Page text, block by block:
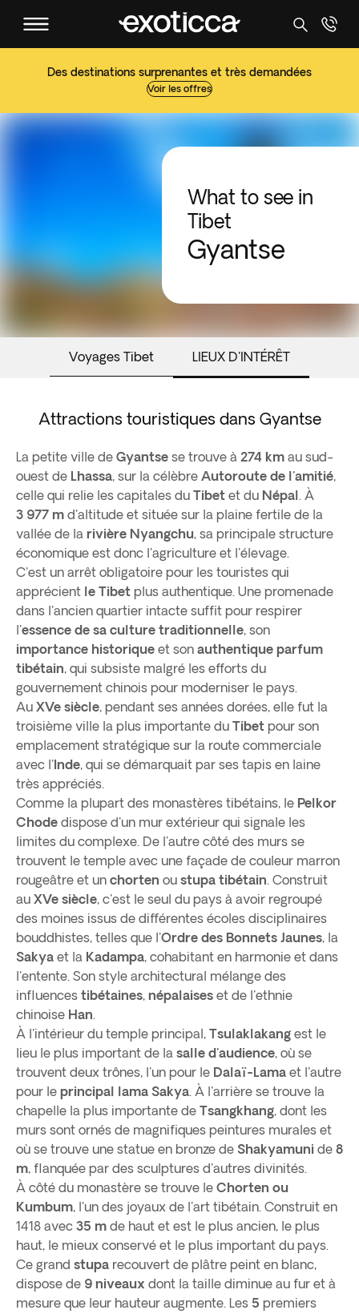
Des destinations surprenantes et très demandées
Voir les offres
What to see in
Tibet
Gyantse
Voyages Tibet LIEUX D'INTÉRÊT
Attractions touristiques dans Gyantse
La petite ville de Gyantse se trouve à 274 km au sud-
ouest de Lhassa, sur la célèbre Autoroute de l'amitié,
celle qui relie les capitales du Tibet et du Népal. À
3 977 m d'altitude et située sur la plaine fertile de la
vallée de la rivière Nyangchu, sa principale structure
économique est donc l'agriculture et l'élevage.
C'est un arrêt obligatoire pour les touristes qui
apprécient le Tibet plus authentique. Une promenade
dans l'ancien quartier intacte suffit pour respirer
l'essence de sa culture traditionnelle, son
importance historique et son authentique parfum
tibétain, qui subsiste malgré les efforts du
gouvernement chinois pour moderniser le pays.
Au XVe siècle, pendant ses années dorées, elle fut la
troisième ville la plus importante du Tibet pour son
emplacement stratégique sur la route commerciale
avec l'Inde, qui se démarquait par ses tapis en laine
très appréciés.
Comme la plupart des monastères tibétains, le Pelkor
Chode dispose d'un mur extérieur qui signale les
limites du complexe. De l'autre côté des murs se
trouvent le temple avec une façade de couleur marron
rougeâtre et un chorten ou stupa tibétain. Construit
au XVe siècle, c'est le seul du pays à avoir regroupé
des moines issus de différentes écoles disciplinaires
bouddhistes, telles que l'Ordre des Bonnets Jaunes, la
Sakya et la Kadampa, cohabitant en harmonie et dans
l'entente. Son style architectural mélange des
influences tibétaines, népalaises et de l'ethnie
chinoise Han.
À l'intérieur du temple principal, Tsulaklakang est le
lieu le plus important de la salle d'audience, où se
trouvent deux trônes, l'un pour le Dalaï-Lama et l'autre
pour le principal lama Sakya. À l'arrière se trouve la
chapelle la plus importante de Tsangkhang, dont les
murs sont ornés de magnifiques peintures murales et
où se trouve une statue en bronze de Shakyamuni de 8
m, flanquée par des sculptures d'autres divinités.
À côté du monastère se trouve le Chorten ou
Kumbum, l'un des joyaux de l'art tibétain. Construit en
1418 avec 35 m de haut et est le plus ancien, le plus
haut, le mieux conservé et le plus important du pays.
Ce grand stupa recouvert de plâtre peint en blanc,
dispose de 9 niveaux dont la taille diminue au fur et à
mesure que leur hauteur augmente. Les 5 premiers